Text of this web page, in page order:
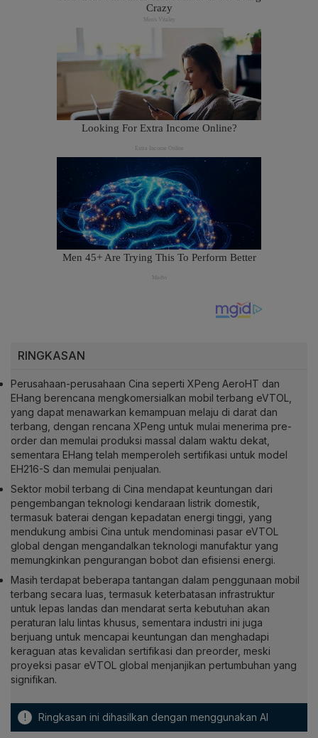
RINGKASAN
Perusahaan-perusahaan Cina seperti XPeng AeroHT dan
EHang berencana mengkomersialkan mobil terbang eVTOL,
yang dapat menawarkan kemampuan melaju di darat dan
terbang, dengan rencana XPeng untuk mulai menerima pre-
order dan memulai produksi massal dalam waktu dekat,
sementara EHang telah memperoleh sertifikasi untuk model
EH216-S dan memulai penjualan.
Sektor mobil terbang di Cina mendapat keuntungan dari
pengembangan teknologi kendaraan listrik domestik,
termasuk baterai dengan kepadatan energi tinggi, yang
mendukung ambisi Cina untuk mendominasi pasar eVTOL
global dengan mengandalkan teknologi manufaktur yang
memungkinkan pengurangan bobot dan efisiensi energi.
Masih terdapat beberapa tantangan dalam penggunaan mobil
terbang secara luas, termasuk keterbatasan infrastruktur
untuk lepas landas dan mendarat serta kebutuhan akan
peraturan lalu lintas khusus, sementara industri ini juga
berjuang untuk mencapai keuntungan dan menghadapi
keraguan atas kevalidan sertifikasi dan preorder, meski
proyeksi pasar eVTOL global menjanjikan pertumbuhan yang
signifikan.
! Ringkasan ini dihasilkan dengan menggunakan AI